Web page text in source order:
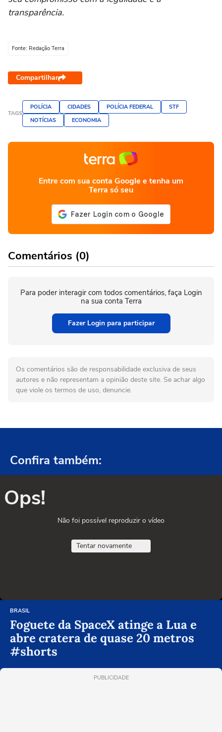
transparência.
Fonte: Redação Terra
Compartilhar
TAGS
POLÍCIA CIDADES POLÍCIA FEDERAL
STF
NOTÍCIAS
ECONOMIA
Entre com sua conta Google e tenha um
Terra só seu
Comentários (0)
Para poder interagir com todos comentários, faça Login
na sua conta Terra
Fazer Login para participar
Os comentários são de responsabilidade exclusiva de seus
autores e não representam a opinião deste site. Se achar algo
que viole os termos de uso, denuncie.
Confira também:
Ops!
Não foi possível reproduzir o vídeo
Tentar novamente
BRASIL
Foguete da SpaceX atinge a Lua e
abre cratera de quase 20 metros
#shorts
PUBLICIDADE